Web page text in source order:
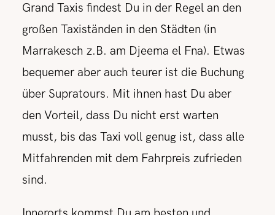
Grand Taxis findest Du in der Regel an den
großen Taxiständen in den Städten (in
Marrakesch z.B. am Djeema el Fna). Etwas
bequemer aber auch teurer ist die Buchung
über Supratours. Mit ihnen hast Du aber
den Vorteil, dass Du nicht erst warten
musst, bis das Taxi voll genug ist, dass alle
Mitfahrenden mit dem Fahrpreis zufrieden
sind.